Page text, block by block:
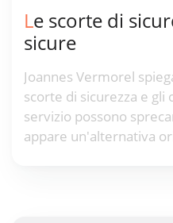
Le scorte di sicurezza non sono
sicure
Joannes Vermorel
scorte di sicurezza e
servizio possono
appare un'alternativa